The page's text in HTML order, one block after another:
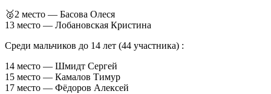
🥈2 место — Басова Олеся
13 место — Лобановская Кристина
Среди мальчиков до 14 лет (44 участника) :
14 место — Шмидт Сергей
15 место — Камалов Тимур
17 место — Фëдоров Алексей